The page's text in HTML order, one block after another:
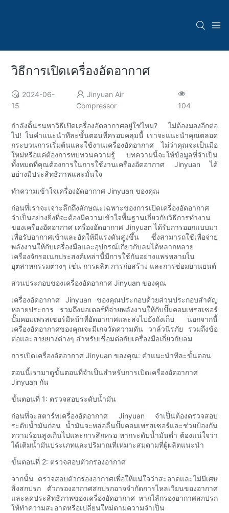
วิธีการเปิดเครื่องอัดอากาศ
2024-06-
15
Jinyuan Air
Compressor
104
กำลังดิ้นรนหาวิธีเปิดเครื่องอัดอากาศอยู่ใช่ไหม? ไม่ต้องมองอีกต่อ
ไป! ในคำแนะนำทีละขั้นตอนที่ครอบคลุมนี้ เราจะแนะนำคุณตลอด
กระบวนการเริ่มต้นและใช้งานเครื่องอัดอากาศ ไม่ว่าคุณจะเป็นมือ
ใหม่หรือแค่ต้องการทบทวนความรู้ บทความนี้จะให้ข้อมูลที่จำเป็น
ทั้งหมดที่คุณต้องการในการใช้งานเครื่องอัดอากาศ Jinyuan ได้
อย่างมีประสิทธิภาพและมั่นใจ
ทำความเข้าใจเครื่องอัดอากาศ Jinyuan ของคุณ
ก่อนที่เราจะเจาะลึกถึงลักษณะเฉพาะของการเปิดเครื่องอัดอากาศ
จำเป็นอย่างยิ่งที่จะต้องมีความเข้าใจพื้นฐานเกี่ยวกับวิธีการทำงาน
ของเครื่องอัดอากาศ เครื่องอัดอากาศ Jinyuan ได้รับการออกแบบมา
เพื่อรับอากาศเข้าและอัดให้มีแรงดันสูงขึ้น ซึ่งสามารถใช้เพื่อจ่าย
พลังงานให้กับเครื่องมือและอุปกรณ์เกี่ยวกับลมได้หลากหลาย
เครื่องจักรอเนกประสงค์เหล่านี้มีการใช้กันอย่างแพร่หลายใน
อุตสาหกรรมต่างๆ เช่น การผลิต การก่อสร้าง และการซ่อมยานยนต์
ส่วนประกอบของเครื่องอัดอากาศ Jinyuan ของคุณ
เครื่องอัดอากาศ Jinyuan ของคุณประกอบด้วยส่วนประกอบสำคัญ
หลายประการ รวมถึงมอเตอร์ที่จ่ายพลังงานให้กับปั๊มคอมเพรสเซอร์
ปั๊มคอมเพรสเซอร์มีหน้าที่อัดอากาศและส่งไปยังถังเก็บ นอกจากนี้
เครื่องอัดอากาศของคุณจะมีเกจวัดความดัน วาล์วนิรภัย รวมถึงข้อ
ต่อและสายยางต่างๆ สำหรับเชื่อมต่อกับเครื่องมือเกี่ยวกับลม
การเปิดเครื่องอัดอากาศ Jinyuan ของคุณ: คำแนะนำทีละขั้นตอน
ตอนนี้เรามาดูขั้นตอนที่จำเป็นสำหรับการเปิดเครื่องอัดอากาศ
Jinyuan กัน
ขั้นตอนที่ 1: ตรวจสอบระดับน้ำมัน
ก่อนที่จะสตาร์ทเครื่องอัดอากาศ Jinyuan จำเป็นต้องตรวจสอบ
ระดับน้ำมันก่อน น้ำมันจะหล่อลื่นปั๊มคอมเพรสเซอร์และช่วยป้องกัน
ความร้อนสูงเกินไปและการสึกหรอ หากระดับน้ำมันต่ำ ต้องแน่ใจว่า
ได้เติมน้ำมันประเภทและปริมาณที่เหมาะสมตามที่ผู้ผลิตแนะนำ
ขั้นตอนที่ 2: ตรวจสอบตัวกรองอากาศ
จากนั้น ตรวจสอบตัวกรองอากาศเพื่อให้แน่ใจว่าสะอาดและไม่มีเศษ
สิ่งสกปรก ตัวกรองอากาศสกปรกอาจจำกัดการไหลเวียนของอากาศ
และลดประสิทธิภาพของเครื่องอัดอากาศ หากไส้กรองอากาศสกปรก
ให้ทำความสะอาดหรือเปลี่ยนใหม่ตามความจำเป็น